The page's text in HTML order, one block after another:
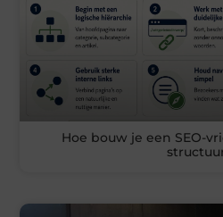
Hoe bouw je een SEO-